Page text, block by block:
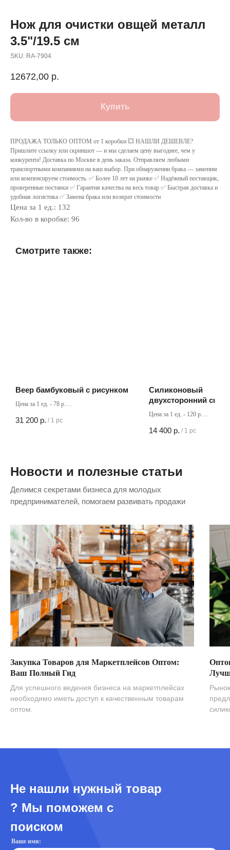
Нож для очистки овщей металл
3.5"/19.5 см
SKU: RA-7904
12672,00 р.
Купить
ПРОДАЖА ТОЛЬКО ОПТОМ от 1 коробки 💥 НАШЛИ ДЕШЕВЛЕ?
Пришлите ссылку или скриншот — и мы сделаем цену выгоднее, чем у
конкурента! Доставка по Москве в день заказа. Отправляем любыми
транспортными компаниями на ваш выбор. При обнаружении брака — заменим
или компенсируем стоимость. ✅ Более 10 лет на рынке ✅ Надёжный поставщик,
проверенные поставки ✅ Гарантия качества на весь товар ✅ Быстрая доставка и
удобная логистика ✅ Замена брака или возврат стоимости
Цена за 1 ед.: 132
Кол-во в коробке: 96
Смотрите также:
Веер бамбуковый с рисунком
Цена за 1 ед. - 78 р.
31 200 р. / 1 pc
Силиконовый
двухсторонний
Цена за 1 ед. - 120 р.
14 400 р. / 1 pc
Новости и полезные статьи
Делимся секретами бизнеса для молодых
предпринимателей, помогаем развивать продажи
Закупка Товаров для Маркетплейсов Оптом:
Ваш Полный Гид
Для успешного ведения бизнеса на маркетплейсах
необходимо иметь доступ к качественным товарам
оптом.
Не нашли нужный товар
? Мы поможем с
поиском
Ваше имя: